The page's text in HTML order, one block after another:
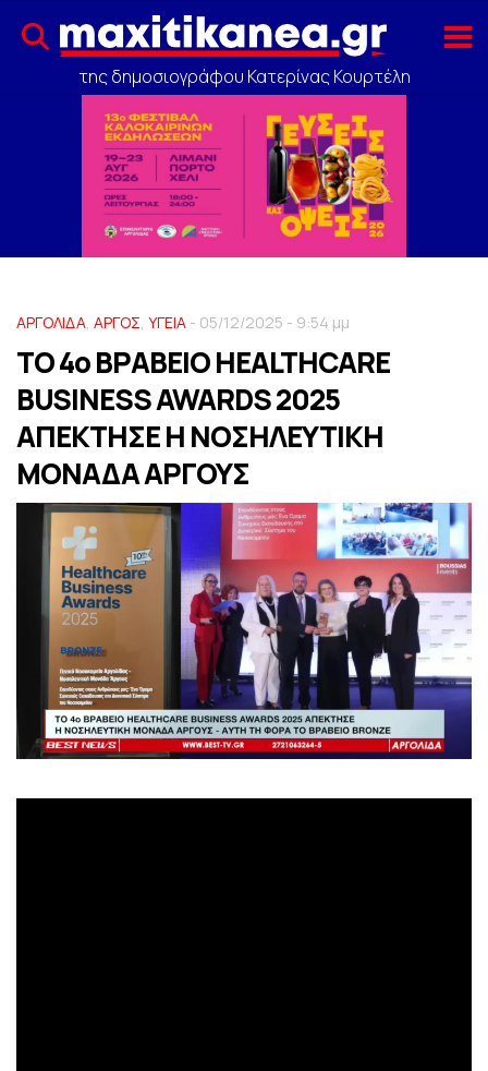
της δημοσιογράφου Κατερίνας Κουρτέλη
ΑΡΓΟΛΙΔΑ, ΑΡΓΟΣ, ΥΓΕΙΑ - 05/12/2025 - 9:54 μμ
ΤΟ 4o ΒΡΑΒΕΙΟ HEALTHCARE
BUSINESS AWARDS 2025
ΑΠΕΚΤΗΣΕ Η ΝΟΣΗΛΕΥΤΙΚΗ
ΜΟΝΑΔΑ ΑΡΓΟΥΣ